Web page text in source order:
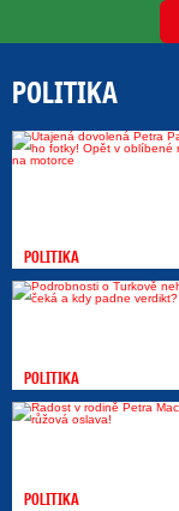
POLITIKA
POLITIKA
POLITIKA
POLITIKA